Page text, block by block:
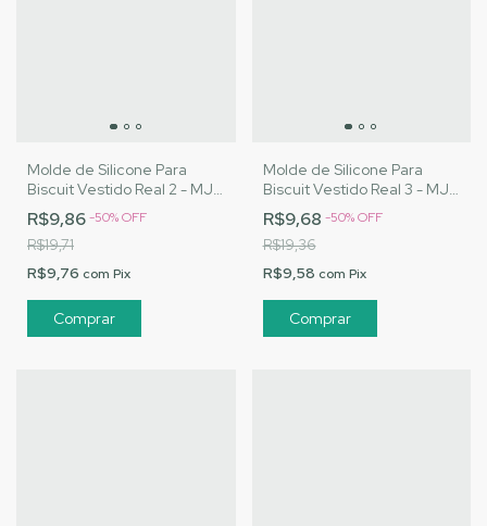
Molde de Silicone Para
Biscuit Vestido Real 2 - MJ
Artesanatos |Cód. A119
R$9,86-50%OFF
R$19,71
R$9,76 com Pix
Molde de Silicone Para
Biscuit Vestido Real 3 - MJ
Artesanatos |Cód. A120
R$9,68 -50%OFF
R$19,36
R$9,58 com Pix